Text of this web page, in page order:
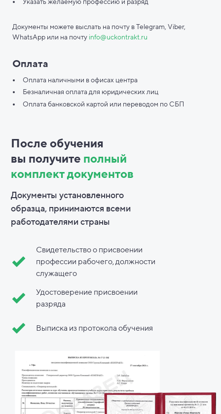
Документы можете выслать на почту в Telegram, Viber,
WhatsApp или на почту info@uckontrakt.ru
Оплата
Оплата наличными в офисах центра
Безналичная оплата для юридических лиц
Оплата банковской картой или переводом по СБП
После обучения
вы получите полный
комплект документов
Документы установленного
образца, принимаются всеми
работодателями страны
Свидетельство о присвоении
профессии рабочего, должности
служащего
Удостоверение присвоении
разряда
Выписка из протокола обучения